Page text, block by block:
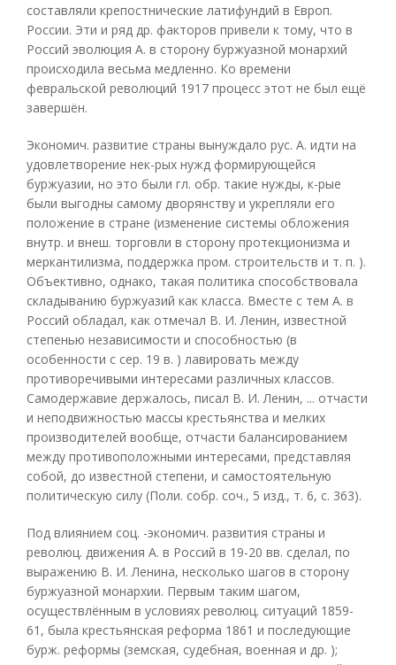
составляли крепостнические латифундий в Европ.
России. Эти и ряд др. факторов привели к тому, что в
Россий эволюция А. в сторону буржуазной монархий
происходила весьма медленно. Ко времени
февральской революций 1917 процесс этот не был ещё
завершён.
Экономич. развитие страны вынуждало рус. А. идти на
удовлетворение нек-рых нужд формирующейся
буржуазии, но это были гл. обр. такие нужды, к-рые
были выгодны самому дворянству и укрепляли его
положение в стране (изменение системы обложения
внутр. и внеш. торговли в сторону протекционизма и
меркантилизма, поддержка пром. строительств и т. п. ).
Объективно, однако, такая политика способствовала
складыванию буржуазий как класса. Вместе с тем А. в
Россий обладал, как отмечал В. И. Ленин, известной
степенью независимости и способностью (в
особенности с сер. 19 в. ) лавировать между
противоречивыми интересами различных классов.
Самодержавие держалось, писал В. И. Ленин, ... отчасти
и неподвижностью массы крестьянства и мелких
производителей вообще, отчасти балансированием
между противоположными интересами, представляя
собой, до известной степени, и самостоятельную
политическую силу (Поли. собр. соч., 5 изд., т. 6, с. 363).
Под влиянием соц. -экономич. развития страны и
революц. движения А. в Россий в 19-20 вв. сделал, по
выражению В. И. Ленина, несколько шагов в сторону
буржуазной монархии. Первым таким шагом,
осуществлённым в условиях революц. ситуаций 1859-
61, была крестьянская реформа 1861 и последующие
бурж. реформы (земская, судебная, военная и др. );